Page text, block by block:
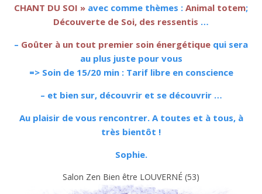
CHANT DU SOI » avec comme thèmes : Animal totem;
Découverte de Soi, des ressentis …
– Goûter à un tout premier soin énergétique qui sera
au plus juste pour vous
=> Soin de 15/20 min : Tarif libre en conscience
– et bien sur, découvrir et se découvrir …
Au plaisir de vous rencontrer. A toutes et à tous, à
très bientôt !
Sophie.
Salon Zen Bien être LOUVERNÉ (53)